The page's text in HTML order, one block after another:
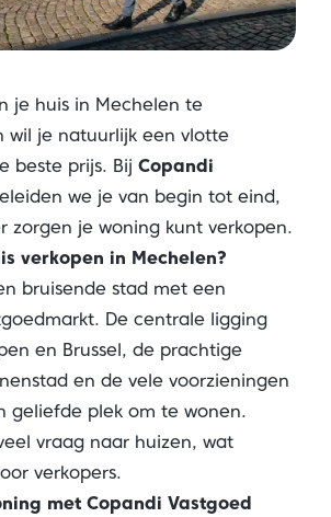
je huis in Mechelen te
wil je natuurlijk een vlotte
beste prijs. Bij Copandi
we je van begin tot eind,
zorgen je woning kunt verkopen.
verkopen in Mechelen?
bruisende stad met een
De centrale ligging
en Brussel, de prachtige
en de vele voorzieningen
geliefde plek om te wonen.
vraag naar huizen, wat
verkopers.
met Copandi Vastgoed